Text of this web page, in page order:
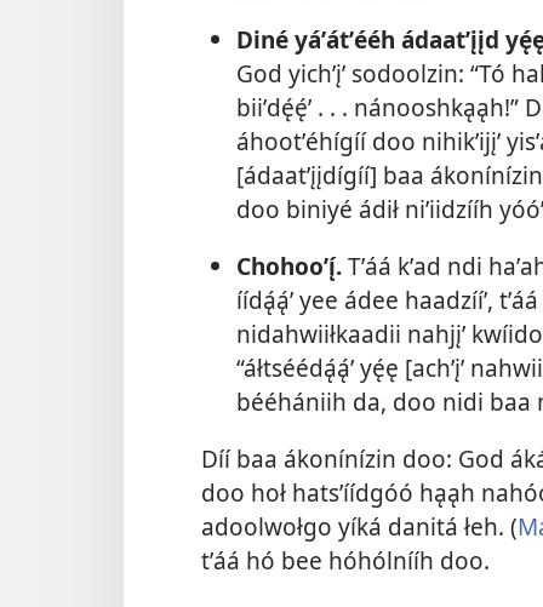
Diné yáʼátʼééh ádaatʼįįd
God yichʼįʼ sodoolzin: “Tó
biiʼdę́ę́ʼ . . .
áhootʼéhígíí doo nihikʼijįʼ
[ádaatʼįįdígíí] baa
doo biniyé ádił niʼiidzííh
Chohooʼı̨́.Tʼáá kʼad ndi
íídą́ą́ʼ yee ádee haadzííʼ,
nidahwiiłkaadii nahjįʼ
“áłtséédą́ą́ʼ yę́ę [achʼįʼ
bééhániih da, doo nidi baa
Díí baa ákonínízin doo: God
doo hoł hatsʼíídgóó hąąh
adoolwołgo yíká danitá łeh. (
tʼáá hó bee hóhólnííh doo.